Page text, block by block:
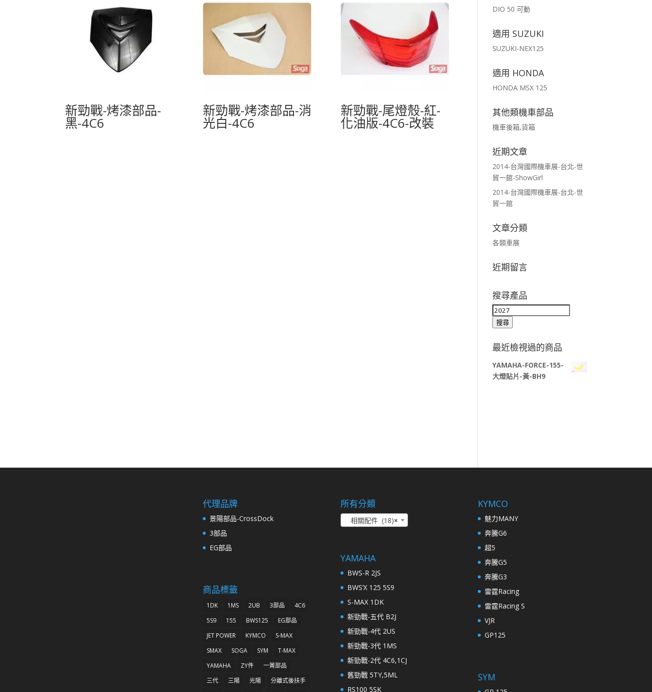
新勁戰-烤漆部品-
黑-4C6
新勁戰-烤漆部品-消
光白-4C6
新勁戰-尾燈殼-紅-
化油版-4C6-改裝
DIO 50 可動
適用 SUZUKI
SUZUKI-NEX125
適用 HONDA
HONDA MSX 125
其他類機車部品
機車後箱,貨箱
近期文章
2014-台灣國際機車展-台北-世
貿一館-ShowGirl
2014-台灣國際機車展-台北-世
貿一館
文章分類
各類車展
近期留言
搜尋產品
搜
尋
鍵
字:
搜尋
最近檢視過的商品
YAMAHA-FORCE-155-
大燈貼片-黃-BH9
代理品牌
景陽部品-CrossDock
3部品
EG部品
商品標籤
1DK 1MS 2UB 3部品
4C6
5S9
155 BWS125
EG部品
JET POWER
KYMCO
S-MAX
SMAX
SOGA SYM
T-MAX
YAMAHA
ZY件
一菁部品
三代
三陽 光陽
分離式後扶手
所有分類
×
相關配件 (18)
YAMAHA
BWS-R 2JS
BWS’X 125 5S9
S-MAX 1DK
新勁戰-五代 B2J
新勁戰-4代 2US
新勁戰-3代 1MS
新勁戰-2代 4C6,1CJ
舊勁戰 5TY,5ML
RS100 5SK
KYMCO
魅力MANY
奔騰G6
超5
奔騰G5
奔騰G3
雷霆Racing
雷霆Racing S
VJR
GP125
SYM